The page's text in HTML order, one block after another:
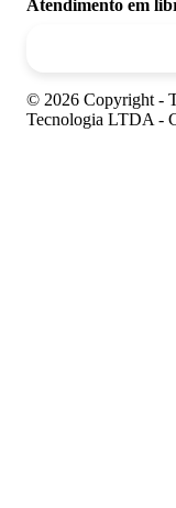
Atendimento em
© 2026 Copyright -
Tecnologia LTDA -